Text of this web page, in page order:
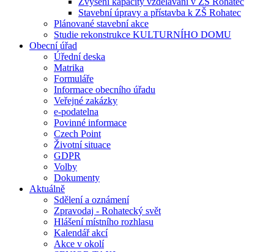
Stavební úpravy a přístavba k ZŠ Rohatec
Plánované stavební akce
Studie rekonstrukce KULTURNÍHO DOMU
Obecní úřad
Úřední deska
Matrika
Formuláře
Informace obecního úřadu
Veřejné zakázky
e-podatelna
Povinné informace
Czech Point
Životní situace
GDPR
Volby
Dokumenty
Aktuálně
Sdělení a oznámení
Zpravodaj - Rohatecký svět
Hlášení místního rozhlasu
Kalendář akcí
Akce v okolí